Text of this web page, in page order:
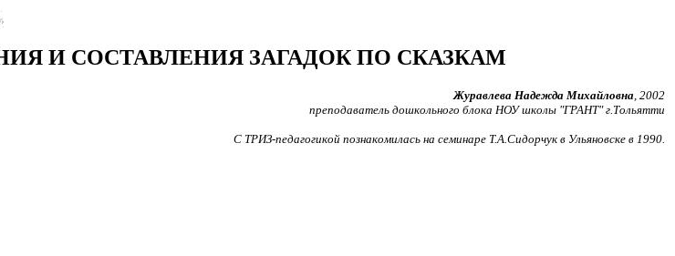
И СОСТАВЛЕНИЯ ЗАГАДОК ПО СКАЗКАМ
Журавлева Надежда Михайловна , 2002
преподаватель дошкольного блока НОУ школы "ГРАНТ" г.Тольятти
С ТРИЗ-педагогикой познакомилась на семинаре Т.А.Сидорчук в Ульяновске в 1990.